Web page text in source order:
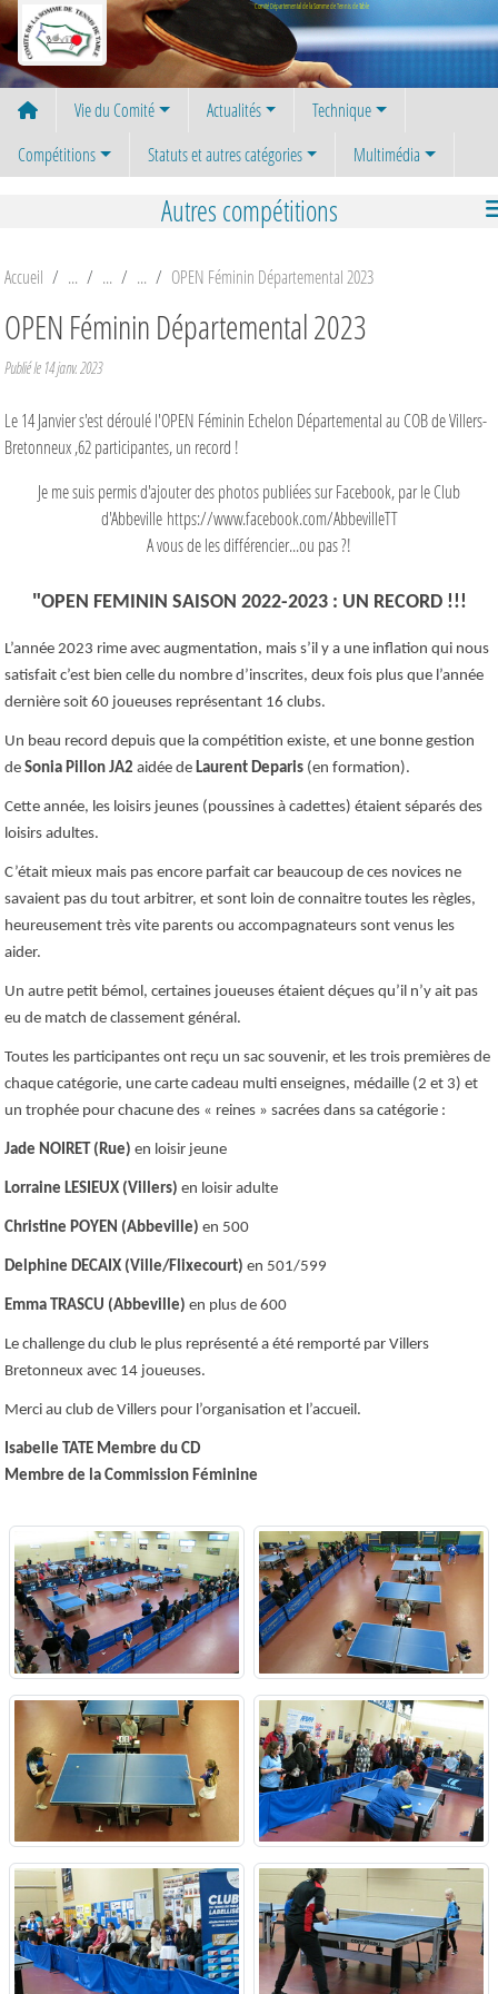
Comité Départemental de la Somme de Tennis de Table
Vie du Comité Actualités
Technique
Compétitions
Statuts et autres catégories Multimédia
Autres compétitions
Accueil OPEN Féminin Départemental 2023
OPEN Féminin Départemental 2023
Publié le 14 janv. 2023
Le 14 Janvier s'est déroulé l'OPEN Féminin Echelon Départemental au COB de Villers-
Bretonneux ,62 participantes, un record !
Je me suis permis d'ajouter des photos publiées sur Facebook, par le Club
d'Abbeville https://www.facebook.com/AbbevilleTT
A vous de les différencier...ou pas ?!
"OPEN FEMININ SAISON 2022-2023 : UN RECORD !!!
L’année 2023 rime avec augmentation, mais s’il y a une inflation qui nous
satisfait c’est bien celle du nombre d’inscrites, deux fois plus que l’année
dernière soit 60 joueuses représentant 16 clubs.
Un beau record depuis que la compétition existe, et une bonne gestion
de Sonia Pillon JA2 aidée de Laurent Deparis (en formation).
Cette année, les loisirs jeunes (poussines à cadettes) étaient séparés des
loisirs adultes.
C’était mieux mais pas encore parfait car beaucoup de ces novices ne
savaient pas du tout arbitrer, et sont loin de connaitre toutes les règles,
heureusement très vite parents ou accompagnateurs sont venus les
aider.
Un autre petit bémol, certaines joueuses étaient déçues qu’il n’y ait pas
eu de match de classement général.
Toutes les participantes ont reçu un sac souvenir, et les trois premières de
chaque catégorie, une carte cadeau multi enseignes, médaille (2 et 3) et
un trophée pour chacune des « reines » sacrées dans sa catégorie :
Jade NOIRET (Rue) en loisir jeune
Lorraine LESIEUX (Villers) en loisir adulte
Christine POYEN (Abbeville) en 500
Delphine DECAIX (Ville/Flixecourt) en 501/599
Emma TRASCU (Abbeville) en plus de 600
Le challenge du club le plus représenté a été remporté par Villers
Bretonneux avec 14 joueuses.
Merci au club de Villers pour l’organisation et l’accueil.
Isabelle TATE Membre du CD
Membre de la Commission Féminine
Panneau de gestion des cookies